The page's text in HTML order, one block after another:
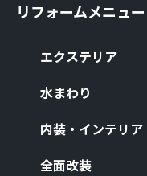
リフォームメニュー
エクステリア
⽔まわり
内装・インテリア
全⾯改装